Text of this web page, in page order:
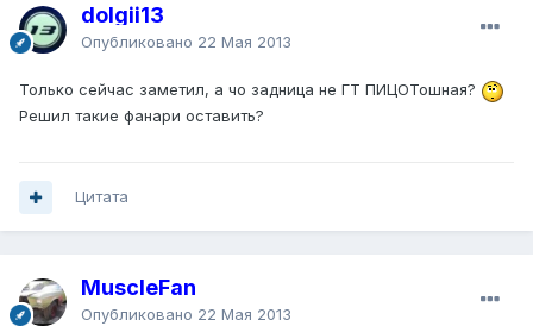
dolgii13
Опубликовано 22 Мая 2013
Только сейчас заметил, а чо задница не ГТ ПИЦОТошная?
Решил такие фанари оставить?
Цитата
MuscleFan
Опубликовано 22 Мая 2013